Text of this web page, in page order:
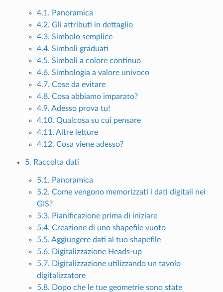
4.1. Panoramica
4.2. Gli attributi in dettaglio
4.3. Simbolo semplice
4.4. Simboli graduati
4.5. Simboli a colore continuo
4.6. Simbologia a valore univoco
4.7. Cose da evitare
4.8. Cosa abbiamo imparato?
4.9. Adesso prova tu!
4.10. Qualcosa su cui pensare
4.11. Altre letture
4.12. Cosa viene adesso?
5. Raccolta dati
5.1. Panoramica
5.2. Come vengono memorizzati i dati digitali nei
GIS?
5.3. Pianificazione prima di iniziare
5.4. Creazione di uno shapefile vuoto
5.5. Aggiungere dati al tuo shapefile
5.6. Digitalizzazione Heads-up
5.7. Digitalizzazione utilizzando un tavolo
digitalizzatore
5.8. Dopo che le tue geometrie sono state